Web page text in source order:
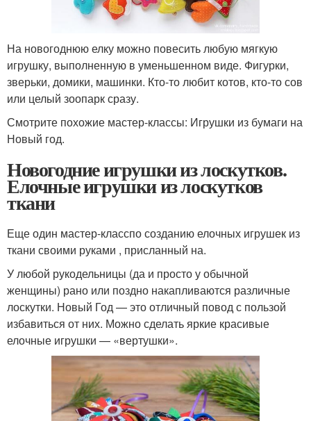
На новогоднюю елку можно повесить любую мягкую
игрушку, выполненную в уменьшенном виде. Фигурки,
зверьки, домики, машинки. Кто-то любит котов, кто-то сов
или целый зоопарк сразу.
Смотрите похожие мастер-классы: Игрушки из бумаги на
Новый год.
Новогодние игрушки из лоскутков.
Елочные игрушки из лоскутков
ткани
Еще один мастер-класспо созданию елочных игрушек из
ткани своими руками , присланный на.
У любой рукодельницы (да и просто у обычной
женщины) рано или поздно накапливаются различные
лоскутки. Новый Год — это отличный повод с пользой
избавиться от них. Можно сделать яркие красивые
елочные игрушки — «вертушки».